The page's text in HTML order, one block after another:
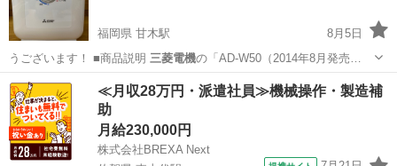
福岡県 甘木駅
8月5日
うございます！ ■商品説明 三菱電機の「AD-W50（2014年8月発売…
福岡 朝倉市 甘木駅 季節、空調家電
≪月収28万円・派遣社員≫機械操作・製造補
助
月給230,000円
株式会社BREXA Next